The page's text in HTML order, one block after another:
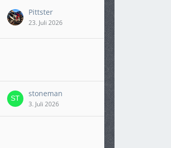
Pittster
23. Juli 2026
stoneman
3. Juli 2026